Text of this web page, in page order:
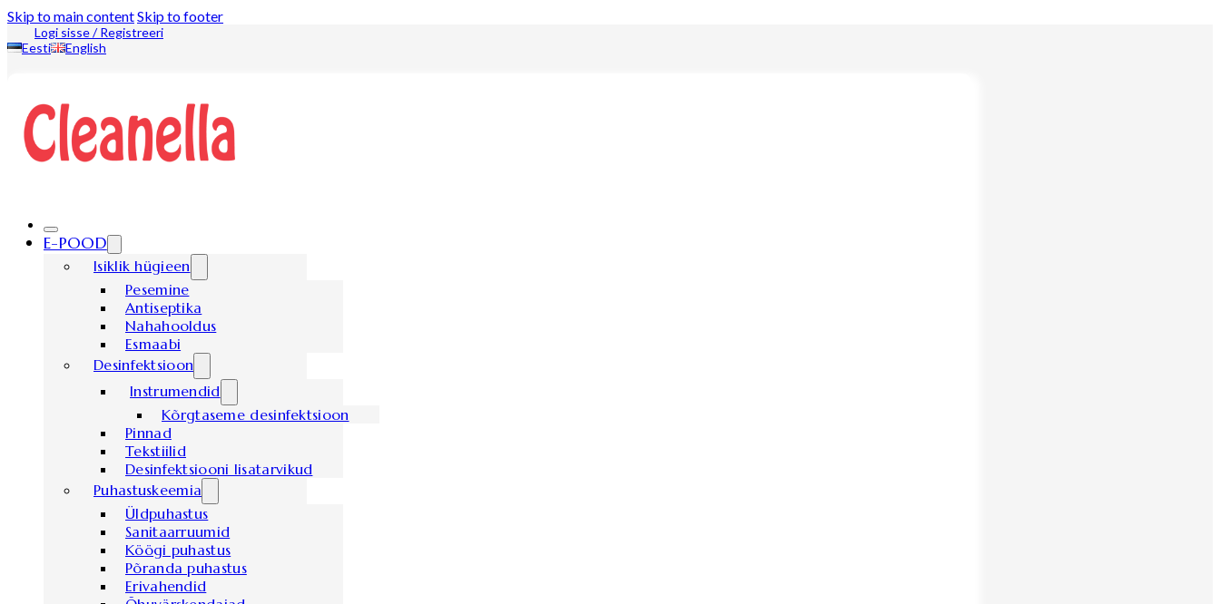
Skip to main contentSkip to footer
Logi sisse / Registreeri
Eesti
English
E-POOD
Isiklik hügieen
Pesemine
Antiseptika
Nahahooldus
Esmaabi
Desinfektsioon
Instrumendid
Kõrgtaseme desinfektsioon
Pinnad
Tekstiilid
Desinfektsiooni lisatarvikud
Puhastuskeemia
Üldpuhastus
Sanitaarruumid
Köögi puhastus
Põranda puhastus
Erivahendid